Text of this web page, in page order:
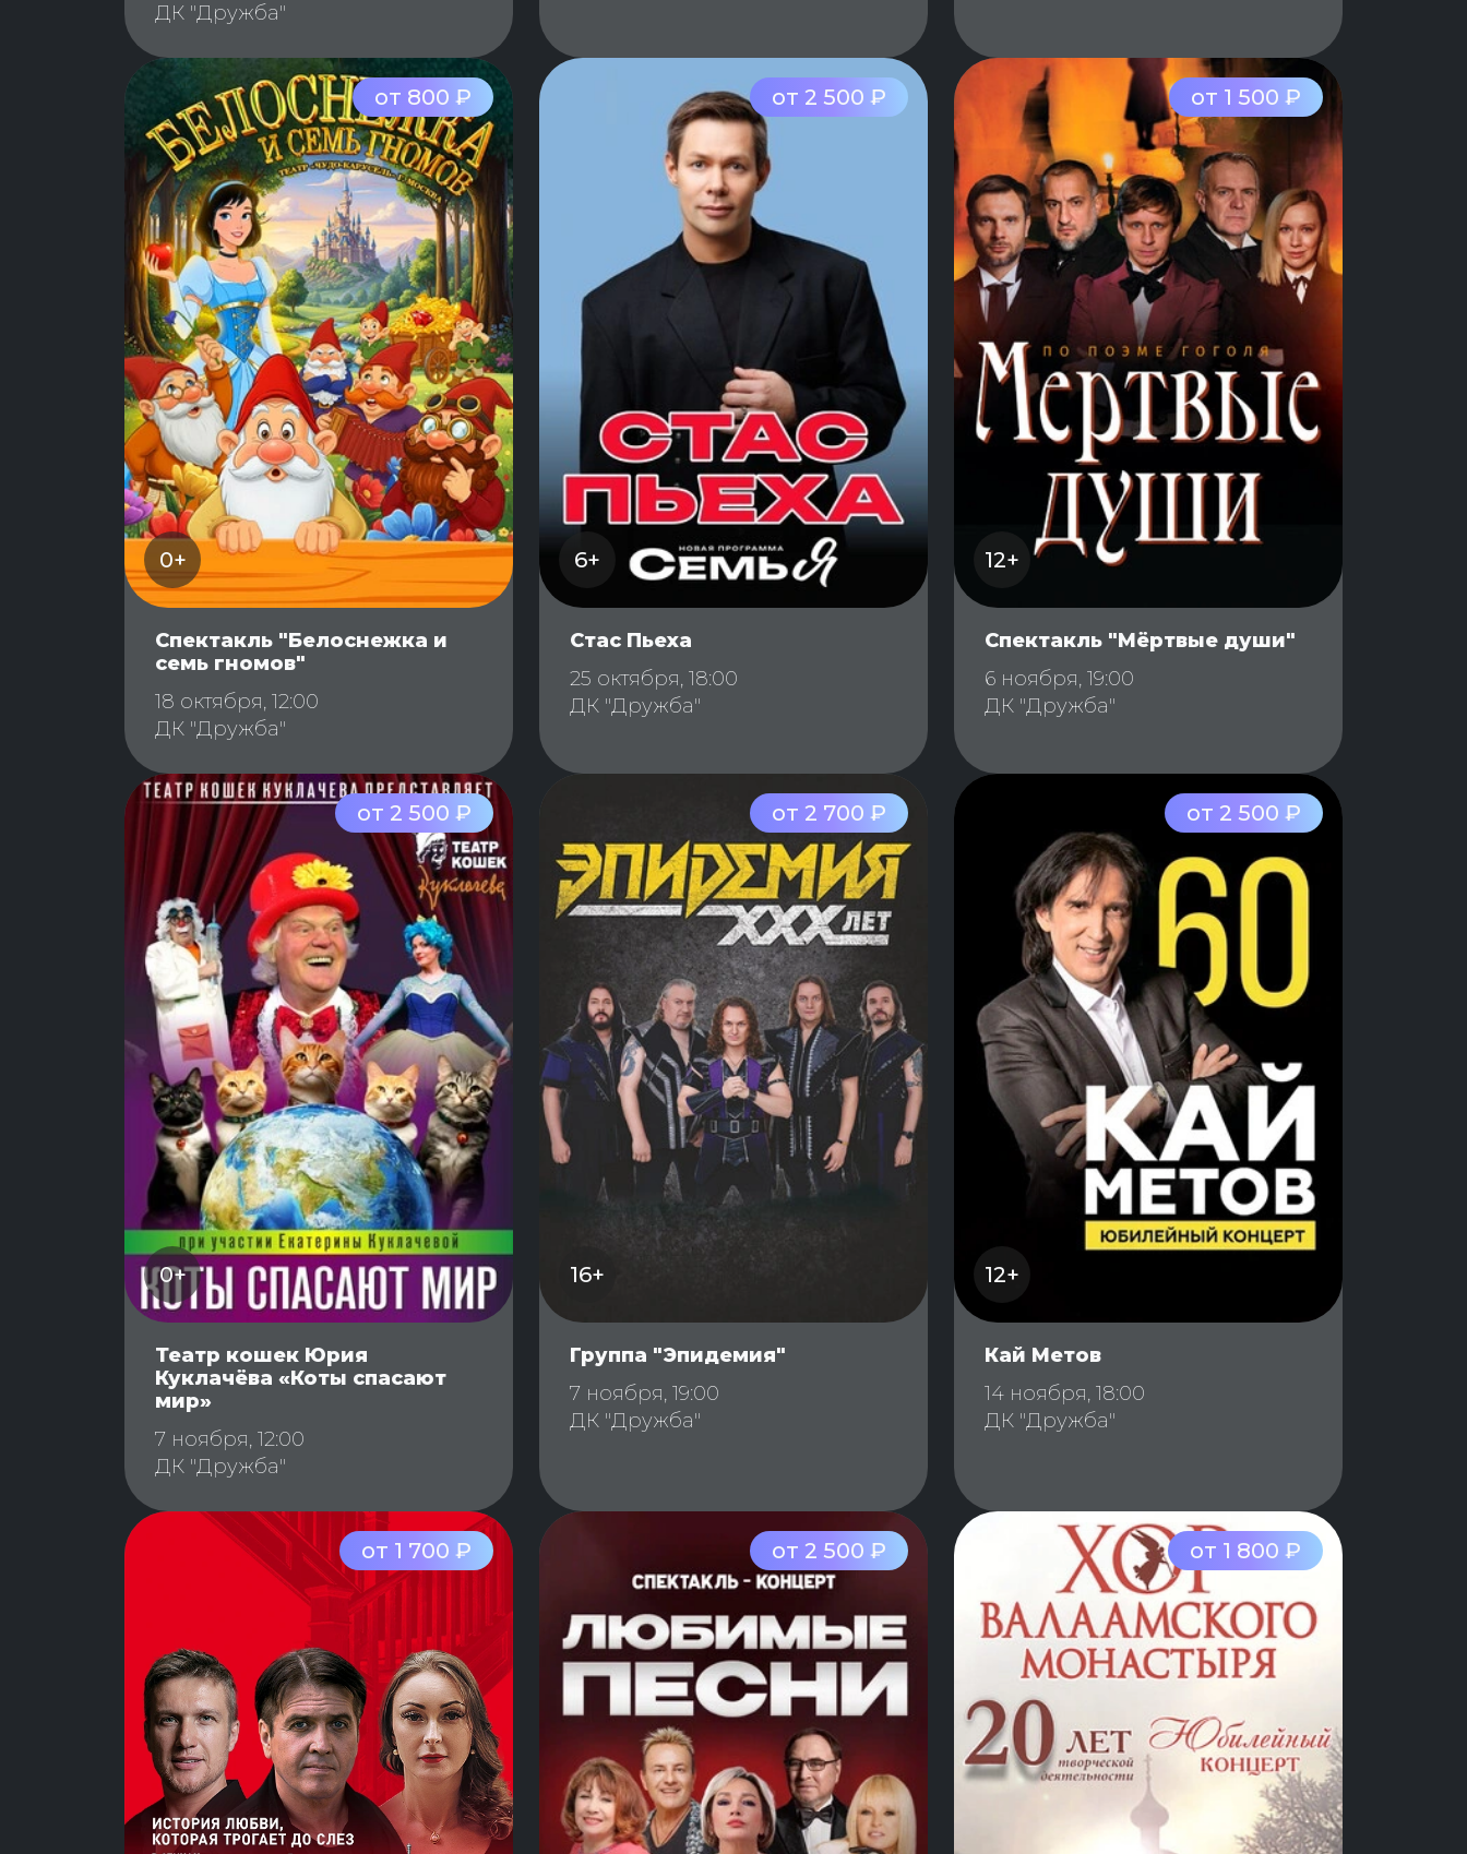
ДК "Дружба"
от 800 ₽
0+
Спектакль "Белоснежка и
семь гномов"
18 октября, 12:00
ДК "Дружба"
от 2 500 ₽
6+
Стас Пьеха
25 октября, 18:00
ДК "Дружба"
от 1 500 ₽
12+
Спектакль "Мёртвые души"
6 ноября, 19:00
ДК "Дружба"
от 2 500 ₽
0+
Театр кошек Юрия
Куклачёва «Коты спасают
мир»
7 ноября, 12:00
ДК "Дружба"
от 2 700 ₽
16+
Группа "Эпидемия"
7 ноября, 19:00
ДК "Дружба"
от 2 500 ₽
12+
Кай Метов
14 ноября, 18:00
ДК "Дружба"
от 1 700 ₽ от 2 500 ₽ от 1 800 ₽